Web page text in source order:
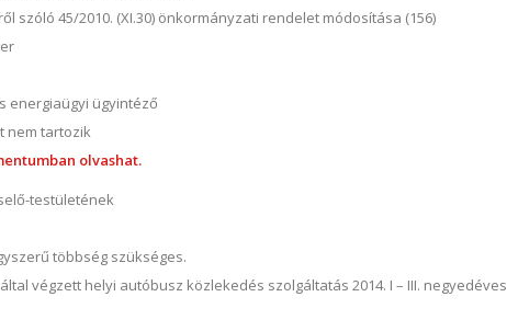
szóló 45/2010. (XI.30) önkormányzati rendelet módosítása (156)
energiaügyi ügyintéző
nem tartozik
olvashat.
testületének
többség szükséges.
végzett helyi autóbusz közlekedés szolgáltatás 2014. I – III. negyedéves